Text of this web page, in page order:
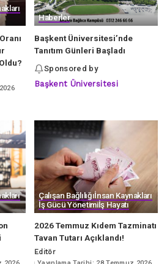
Haberler
Başkent Üniversitesi’nde
Tanıtım Günleri Başladı
Sponsored by
Başkent Üniversitesi
Çalışan Bağlılığıİnsan Kaynakları
İş Gücü Yönetimiİş Hayatı
2026 Temmuz Kıdem Tazminatı
Tavan Tutarı Açıklandı!
Posted
Editör